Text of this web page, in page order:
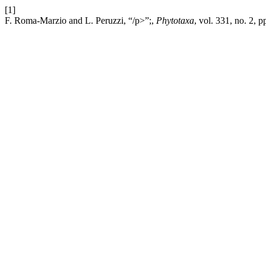
[1]
F. Roma-Marzio and L. Peruzzi, “/p>”;, Phytotaxa, vol. 331, no. 2,